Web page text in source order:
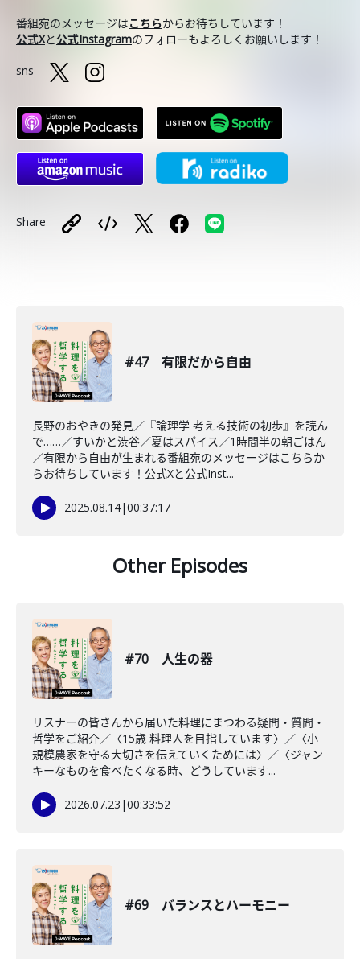
番組宛のメッセージはこちらからお待ちしています！
公式Xと公式Instagramのフォローもよろしくお願いします！
sns
Share
#47 有限だから自由
長野のおやきの発見／『論理学 考える技術の初歩』を読ん
で……／すいかと渋谷／夏はスパイス／1時間半の朝ごはん
／有限から自由が生まれる番組宛のメッセージはこちらか
らお待ちしています！公式Xと公式Inst...
2025.08.14|00:37:17
Other Episodes
#70 人生の器
リスナーの皆さんから届いた料理にまつわる疑問・質問・
哲学をご紹介／〈15歳 料理人を目指しています〉／〈小
規模農家を守る大切さを伝えていくためには〉／〈ジャン
キーなものを食べたくなる時、どうしています...
2026.07.23 |00:33:52
#69 バランスとハーモニー